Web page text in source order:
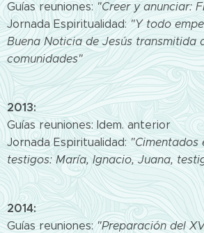
Guías reuniones: "Creer y anunciar:
Jornada Espiritualidad:"Y todo
Buena Noticia de Jesús transmitida
comunidades"
2013:
Guías reuniones: Idem. anterior
Jornada Espiritualidad: "Cimentados
testigos: María, Ignacio, Juana,
2014:
Guías reuniones:"Preparación del